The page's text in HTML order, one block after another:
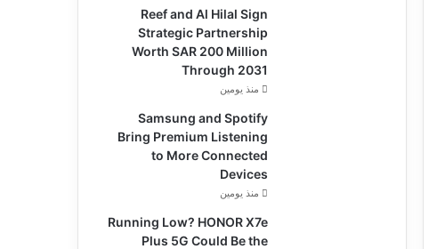
Reef and Al Hilal Sign
Strategic Partnership
Worth SAR 200 Million
Through 2031
منذ يومين
Samsung and Spotify
Bring Premium Listening
to More Connected
Devices
منذ يومين
Running Low? HONOR X7e
Plus 5G Could Be the